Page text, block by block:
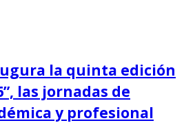
la quinta edición
las jornadas de
y profesional